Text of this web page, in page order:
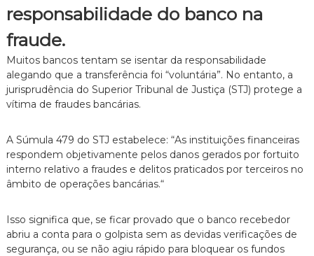
responsabilidade do banco na
fraude.
Muitos bancos tentam se isentar da responsabilidade
alegando que a transferência foi “voluntária”. No entanto,a
jurisprudência do Superior Tribunal de Justiça (STJ) protege a
vítima de fraudes bancárias.
A Súmula 479 do STJ estabelece: “As instituições financeiras
respondem objetivamente pelos danos gerados por fortuito
interno relativo a fraudes e delitos praticados por terceiros no
âmbito de operações bancárias.“
Isso significa que,se ficar provado que o banco recebedor
abriu a conta para o golpista sem as devidas verificações de
segurança,ou se não agiu rápido para bloquear os fundos